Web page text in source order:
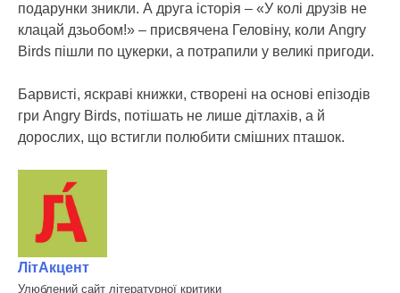
подарунки зникли. А друга історія – «У колі друзів не
клацай дзьобом!» – присвячена Геловіну, коли Angry
Birds пішли по цукерки, а потрапили у великі пригоди.
Барвисті, яскраві книжки, створені на основі епізодів
гри Angry Birds, потішать не лише дітлахів, а й
дорослих, що встигли полюбити смішних пташок.
ЛітАкцент
Улюблений сайт літературної критики